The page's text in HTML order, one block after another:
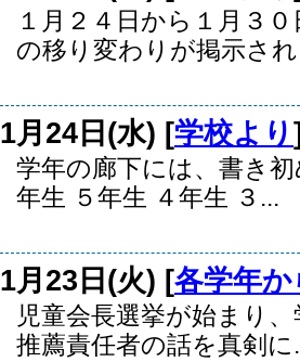
１月２４日から１月３
の移り変わりが掲示さ
1月24日(水) [学校より
学年の廊下には、書き
年生 ５年生 ４年生 ３...
1月23日(火) [各学年か
児童会長選挙が始まり
推薦責任者の話を真剣に